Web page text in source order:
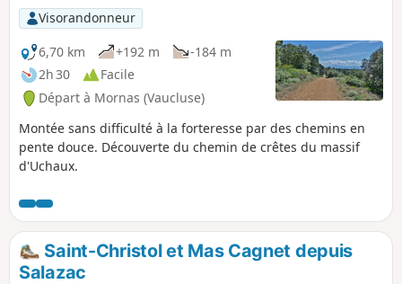
circuit proposé sur place, variante qui
évite un retour par une route
goudronnée assez fréquentée entre
immeubles et habitations.
Visorandonneur
6,70 km
+192 m
-184 m
2h 30
Facile
Départ à Mornas (Vaucluse)
Montée sans difficulté à la forteresse par des chemins en
pente douce. Découverte du chemin de crêtes du massif
d'Uchaux.
Saint-Christol et Mas Cagnet depuis
Salazac